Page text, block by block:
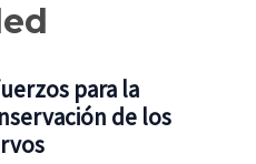
para la
de los